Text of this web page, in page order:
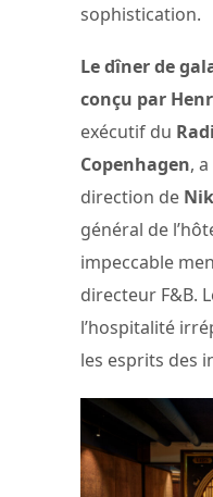
sophistication.
Le dîner de
conçu par
exécutif du
Copenhagen,
direction de
général de
impeccable
directeur F&B.
l’hospitalité
les esprits des